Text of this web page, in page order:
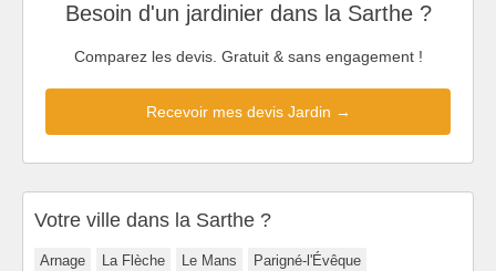
Besoin d'un jardinier dans la Sarthe ?
Comparez les devis. Gratuit & sans engagement !
Recevoir mes devis Jardin →
Votre ville dans la Sarthe ?
Arnage La Flèche Le Mans Parigné-l'Évêque